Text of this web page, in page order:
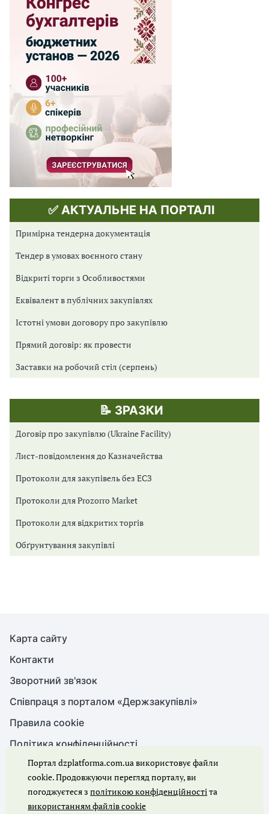
✅ АКТУАЛЬНЕ НА ПОРТАЛІ
Примірна тендерна документація
Тендер в умовах воєнного стану
Відкриті торги з Особливостями
Еквівалент в публічних закупівлях
Істотні умови договору про закупівлю
Прямий договір: як провести
Заставки на робочий стіл (серпень)
📝 ЗРАЗКИ
Договір про закупівлю (Ukraine Facility)
Лист-повідомлення до Казначейства
Протоколи для закупівель без ЕСЗ
Протоколи для Prozorro Market
Протоколи для відкритих торгів
Обґрунтування закупівлі
Карта сайту
Контакти
Зворотний зв'язок
Співпраця з порталом «Держзакупівлі»
Правила cookie
Політика конфіденційності
© Держзакупівлі, 2026. Усі права захищено
Ми в соцмережах
Портал dzplatforma.com.ua використовує файли
cookie. Продовжуючи перегляд порталу, ви
погоджуєтеся зполітикою конфіденційностіта
використанням файлів cookie